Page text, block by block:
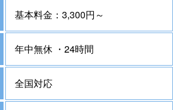
基本料金：3,300円～
年中無休 ・24時間
全国対応